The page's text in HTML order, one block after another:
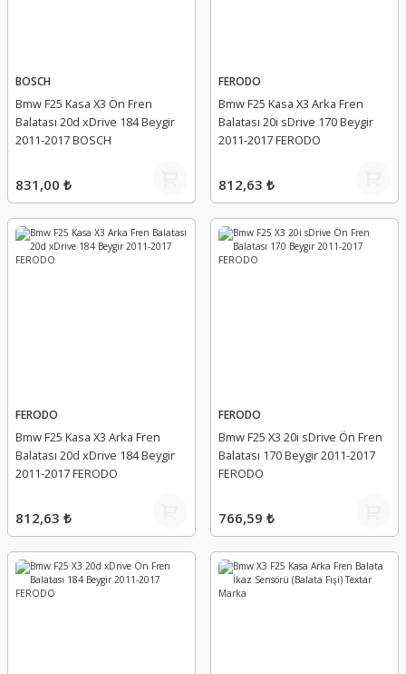
BOSCH
Bmw F25 Kasa X3 Ön Fren
Balatası 20d xDrive 184 Beygir
2011-2017 BOSCH
831,00 ₺
FERODO
Bmw F25 Kasa X3 Arka Fren
Balatası 20i sDrive 170 Beygir
2011-2017 FERODO
812,63 ₺
FERODO
Bmw F25 Kasa X3 Arka Fren
Balatası 20d xDrive 184 Beygir
2011-2017 FERODO
812,63 ₺
FERODO
Bmw F25 X3 20i sDrive Ön Fren
Balatası 170 Beygir 2011-2017
FERODO
766,59 ₺